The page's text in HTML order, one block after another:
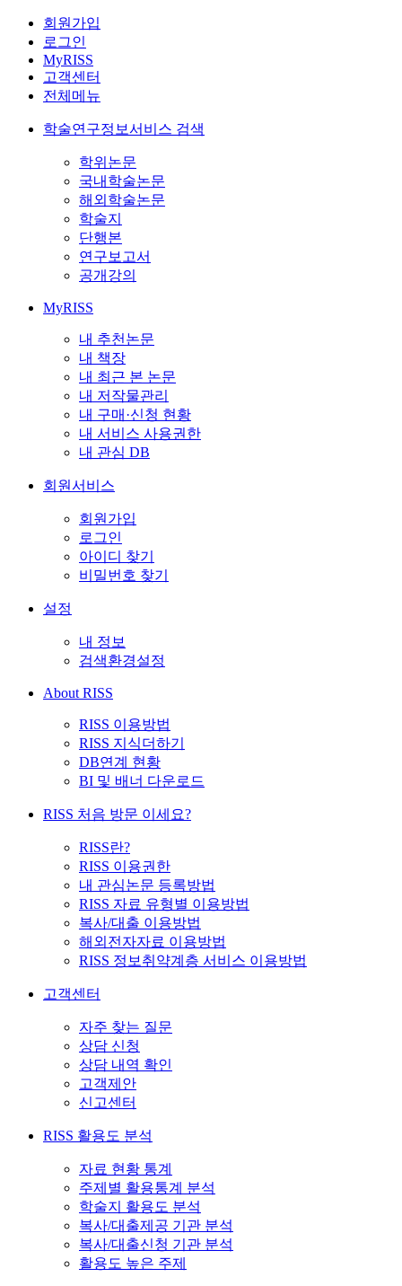
회원가입
로그인
MyRISS
고객센터
전체메뉴
학술연구정보서비스 검색
학위논문
국내학술논문
해외학술논문
학술지
단행본
연구보고서
공개강의
MyRISS
내 추천논문
내 책장
내 최근 본 논문
내 저작물관리
내 구매·신청 현황
내 서비스 사용권한
내 관심 DB
회원서비스
회원가입
로그인
아이디 찾기
비밀번호 찾기
설정
내 정보
검색환경설정
About RISS
RISS 이용방법
RISS 지식더하기
DB연계 현황
BI 및 배너 다운로드
RISS 처음 방문 이세요?
RISS란?
RISS 이용권한
내 관심논문 등록방법
RISS 자료 유형별 이용방법
복사/대출 이용방법
해외전자자료 이용방법
RISS 정보취약계층 서비스 이용방법
고객센터
자주 찾는 질문
상담 신청
상담 내역 확인
고객제안
신고센터
RISS 활용도 분석
자료 현황 통계
주제별 활용통계 분석
학술지 활용도 분석
복사/대출제공 기관 분석
복사/대출신청 기관 분석
활용도 높은 주제